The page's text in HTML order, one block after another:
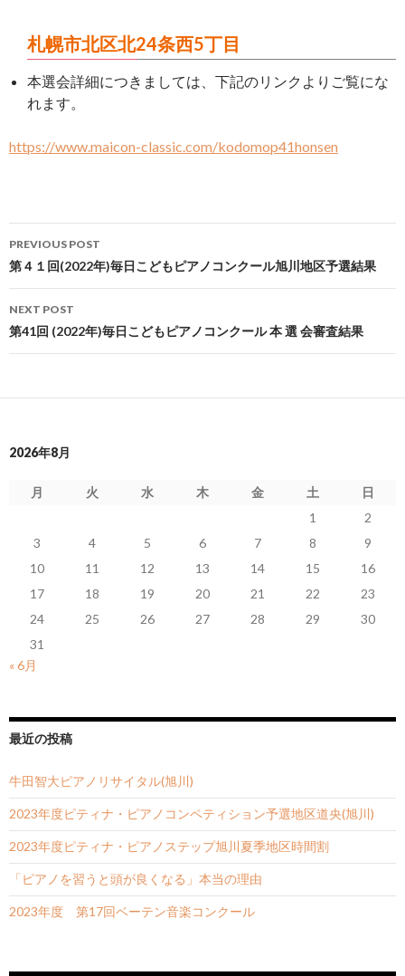
札幌市北区北24条西5丁目
本選会詳細につきましては、下記のリンクよりご覧にな
れます。
https://www.maicon-classic.com/kodomop41honsen
Post
navigation
PREVIOUS POST
第４１回(2022年)毎日こどもピアノコンクール旭川地区予選結果
NEXT POST
第41回 (2022年)毎日こどもピアノコンクール 本 選 会審査結果
2026年8月
月 火 水 木 金 土
日
1
2
3
4 5 6 7 8
9
10
11 12 13 14 15
16
17
18 19 20 21 22
23
24
25 26 27 28 29
30
31
« 6月
最近の投稿
牛田智大ピアノリサイタル(旭川)
2023年度ピティナ・ピアノコンペティション予選地区道央(旭川)
2023年度ピティナ・ピアノステップ旭川夏季地区時間割
「ピアノを習うと頭が良くなる」本当の理由
2023年度 第17回ベーテン音楽コンクール